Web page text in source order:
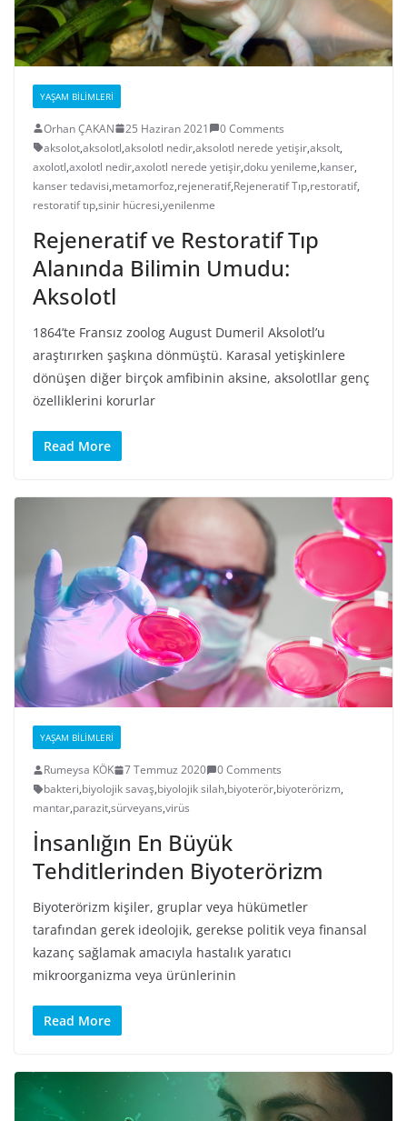
YAŞAM BILIMLERI
Orhan ÇAKAN 25 Haziran 2021
0 Comments
aksolot,aksolotl,aksolotl nedir,aksolotl nerede yetişir,aksolt,
axolotl,axolotl nedir,axolotl nerede yetişir,doku yenileme,kanser,
kanser tedavisi,metamorfoz,rejeneratif,Rejeneratif Tıp,restoratif,
restoratif tıp,sinir hücresi,yenilenme
Rejeneratif ve Restoratif Tıp
Alanında Bilimin Umudu:
Aksolotl
1864’te Fransız zoolog August Dumeril Aksolotl’u
araştırırken şaşkına dönmüştü. Karasal yetişkinlere
dönüşen diğer birçok amfibinin aksine, aksolotllar genç
özelliklerini korurlar
Read More
YAŞAM BILIMLERI
Rumeysa KÖK 7 Temmuz 2020
0 Comments
bakteri,biyolojik savaş,biyolojik silah,biyoterör,biyoterörizm,
mantar,parazit,sürveyans,virüs
İnsanlığın En Büyük
Tehditlerinden Biyoterörizm
Biyoterörizm kişiler, gruplar veya hükümetler
tarafından gerek ideolojik, gerekse politik veya finansal
kazanç sağlamak amacıyla hastalık yaratıcı
mikroorganizma veya ürünlerinin
Read More